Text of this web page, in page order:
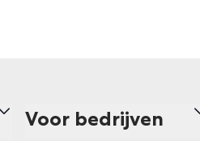
Voor bedrijven